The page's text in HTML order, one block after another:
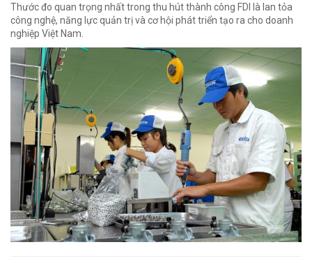
Thước đo quan trọng nhất trong thu hút thành công FDI là lan tỏa
công nghệ, năng lực quản trị và cơ hội phát triển tạo ra cho doanh
nghiệp Việt Nam.